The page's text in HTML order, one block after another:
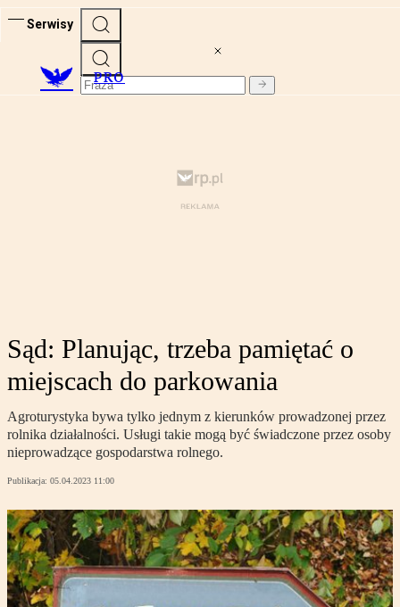
Serwisy
PRO
Sąd: Planując, trzeba pamiętać o
miejscach do parkowania
Agroturystyka bywa tylko jednym z kierunków prowadzonej przez
rolnika działalności. Usługi takie mogą być świadczone przez osoby
nieprowadzące gospodarstwa rolnego.
Publikacja: 05.04.2023 11:00